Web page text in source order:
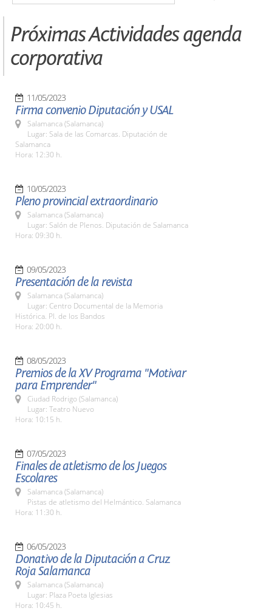
Próximas Actividades agenda
corporativa
11/05/2023
Firma convenio Diputación y USAL
Salamanca (Salamanca)
Lugar: Sala de las Comarcas. Diputación de
Salamanca
Hora: 12:30 h.
10/05/2023
Pleno provincial extraordinario
Salamanca (Salamanca)
Lugar: Salón de Plenos. Diputación de Salamanca
Hora: 09:30 h.
09/05/2023
Presentación de la revista
Salamanca (Salamanca)
Lugar: Centro Documental de la Memoria
Histórica. Pl. de los Bandos
Hora: 20:00 h.
08/05/2023
Premios de la XV Programa "Motivar
para Emprender"
Ciudad Rodrigo (Salamanca)
Lugar: Teatro Nuevo
Hora: 10:15 h.
07/05/2023
Finales de atletismo de los Juegos
Escolares
Salamanca (Salamanca)
Pistas de atletismo del Helmántico. Salamanca
Hora: 11:30 h.
06/05/2023
Donativo de la Diputación a Cruz
Roja Salamanca
Salamanca (Salamanca)
Lugar: Plaza Poeta Iglesias
Hora: 10:45 h.